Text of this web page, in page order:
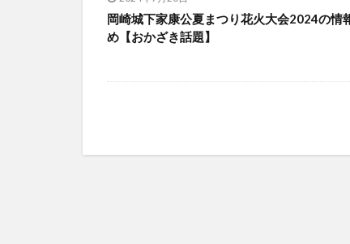
岡崎城下家康公夏まつり花火大会2024の情
め【おかざき話題】